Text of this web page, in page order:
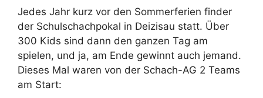
Jedes Jahr kurz vor den Sommerferien finder
der Schulschachpokal in Deizisau statt. Über
300 Kids sind dann den ganzen Tag am
spielen, und ja, am Ende gewinnt auch jemand.
Dieses Mal waren von der Schach-AG 2 Teams
am Start: